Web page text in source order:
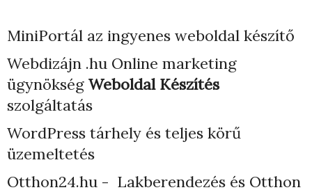
MiniPortál az ingyenes weboldal készítő
Webdizájn .hu Online marketing
ügynökség Weboldal Készítés
szolgáltatás
WordPress tárhely és teljes körű
üzemeltetés
Otthon24.hu - Lakberendezés és Otthon